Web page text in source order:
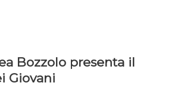
Bozzolo presenta il
Giovani